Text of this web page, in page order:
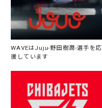
WAVEはJuju-野田樹潤-選手を応
援しています